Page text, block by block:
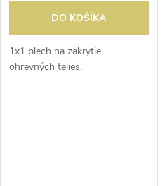
DO KOŠÍKA
1x1 plech na zakrytie
ohrevných telies.